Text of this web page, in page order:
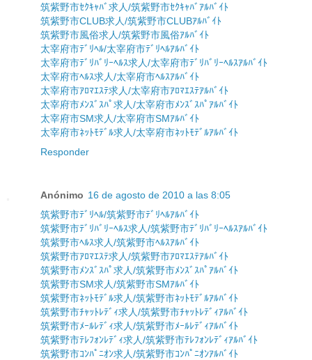
筑紫野市ｾｸｷｬﾊﾞ求人/筑紫野市ｾｸｷｬﾊﾞｱﾙﾊﾞｲﾄ
筑紫野市CLUB求人/筑紫野市CLUBｱﾙﾊﾞｲﾄ
筑紫野市風俗求人/筑紫野市風俗ｱﾙﾊﾞｲﾄ
太宰府市ﾃﾞﾘﾍﾙ/太宰府市ﾃﾞﾘﾍﾙｱﾙﾊﾞｲﾄ
太宰府市ﾃﾞﾘﾊﾞﾘｰﾍﾙｽ求人/太宰府市ﾃﾞﾘﾊﾞﾘｰﾍﾙｽｱﾙﾊﾞｲﾄ
太宰府市ﾍﾙｽ求人/太宰府市ﾍﾙｽｱﾙﾊﾞｲﾄ
太宰府市ｱﾛﾏｴｽﾃ求人/太宰府市ｱﾛﾏｴｽﾃｱﾙﾊﾞｲﾄ
太宰府市ﾒﾝｽﾞｽﾊﾟ求人/太宰府市ﾒﾝｽﾞｽﾊﾟｱﾙﾊﾞｲﾄ
太宰府市SM求人/太宰府市SMｱﾙﾊﾞｲﾄ
太宰府市ﾈｯﾄﾓﾃﾞﾙ求人/太宰府市ﾈｯﾄﾓﾃﾞﾙｱﾙﾊﾞｲﾄ
Responder
Anónimo 16 de agosto de 2010 a las 8:05
筑紫野市ﾃﾞﾘﾍﾙ/筑紫野市ﾃﾞﾘﾍﾙｱﾙﾊﾞｲﾄ
筑紫野市ﾃﾞﾘﾊﾞﾘｰﾍﾙｽ求人/筑紫野市ﾃﾞﾘﾊﾞﾘｰﾍﾙｽｱﾙﾊﾞｲﾄ
筑紫野市ﾍﾙｽ求人/筑紫野市ﾍﾙｽｱﾙﾊﾞｲﾄ
筑紫野市ｱﾛﾏｴｽﾃ求人/筑紫野市ｱﾛﾏｴｽﾃｱﾙﾊﾞｲﾄ
筑紫野市ﾒﾝｽﾞｽﾊﾟ求人/筑紫野市ﾒﾝｽﾞｽﾊﾟｱﾙﾊﾞｲﾄ
筑紫野市SM求人/筑紫野市SMｱﾙﾊﾞｲﾄ
筑紫野市ﾈｯﾄﾓﾃﾞﾙ求人/筑紫野市ﾈｯﾄﾓﾃﾞﾙｱﾙﾊﾞｲﾄ
筑紫野市ﾁｬｯﾄﾚﾃﾞｨ求人/筑紫野市ﾁｬｯﾄﾚﾃﾞｨｱﾙﾊﾞｲﾄ
筑紫野市ﾒｰﾙﾚﾃﾞｨ求人/筑紫野市ﾒｰﾙﾚﾃﾞｨｱﾙﾊﾞｲﾄ
筑紫野市ﾃﾚﾌｫﾝﾚﾃﾞｨ求人/筑紫野市ﾃﾚﾌｫﾝﾚﾃﾞｨｱﾙﾊﾞｲﾄ
筑紫野市ｺﾝﾊﾟﾆｵﾝ求人/筑紫野市ｺﾝﾊﾟﾆｵﾝｱﾙﾊﾞｲﾄ